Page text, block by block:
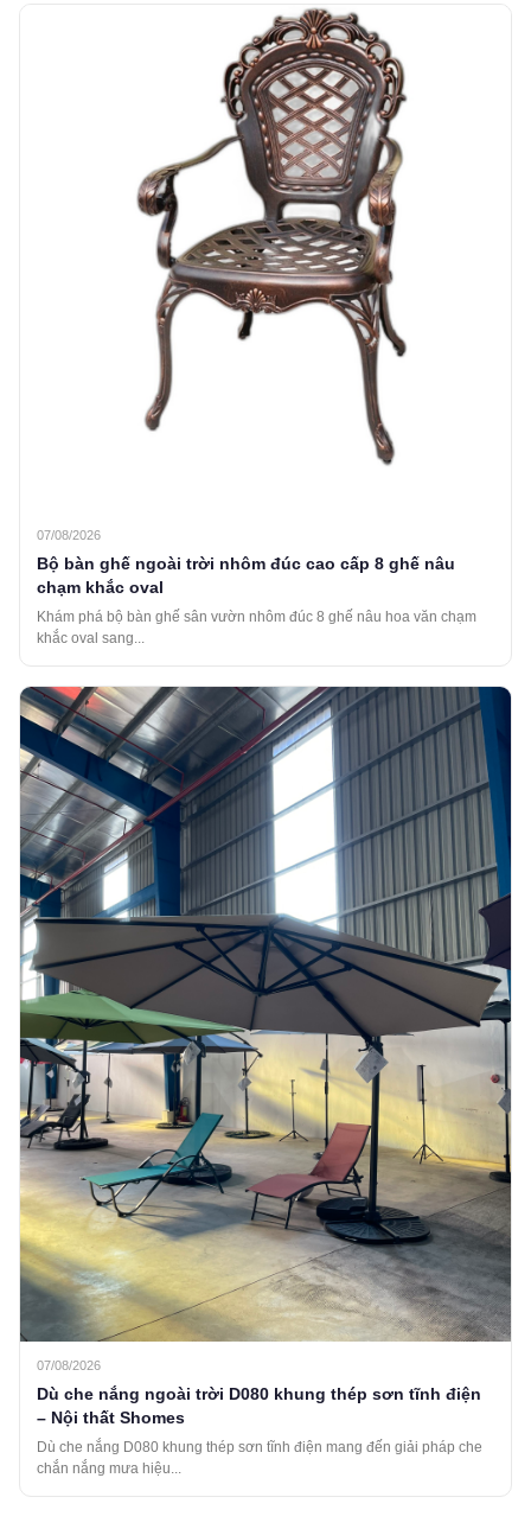
07/08/2026
Bộ bàn ghế ngoài trời nhôm đúc cao cấp 8 ghế nâu
chạm khắc oval
Khám phá bộ bàn ghế sân vườn nhôm đúc 8 ghế nâu hoa văn chạm
khắc oval sang...
07/08/2026
Dù che nắng ngoài trời D080 khung thép sơn tĩnh điện
– Nội thất Shomes
Dù che nắng D080 khung thép sơn tĩnh điện mang đến giải pháp che
chắn nắng mưa hiệu...